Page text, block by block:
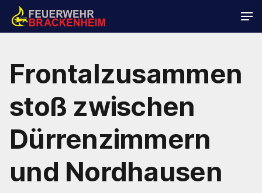
Frontalzusammen
stoß zwischen
Dürrenzimmern
und Nordhausen